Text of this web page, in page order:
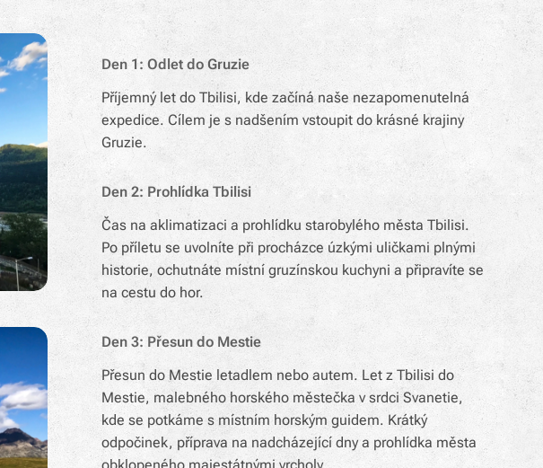
Den 1: Odlet do Gruzie
Příjemný let do Tbilisi, kde začíná naše nezapomenutelná
expedice. Cílem je s nadšením vstoupit do krásné krajiny
Gruzie.
Den 2: Prohlídka Tbilisi
Čas na aklimatizaci a prohlídku starobylého města Tbilisi.
Po příletu se uvolníte při procházce úzkými uličkami plnými
historie, ochutnáte místní gruzínskou kuchyni a připravíte se
na cestu do hor.
Den 3: Přesun do Mestie
Přesun do Mestie letadlem nebo autem. Let z Tbilisi do
Mestie, malebného horského městečka v srdci Svanetie,
kde se potkáme s místním horským guidem. Krátký
odpočinek, příprava na nadcházející dny a prohlídka města